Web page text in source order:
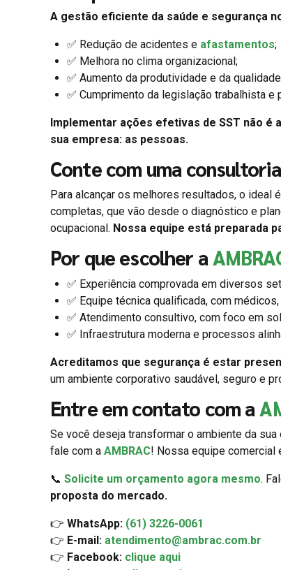
A gestão eficiente da saúde e segurança
✅ Redução de acidentes e afastamentos;
✅ Melhora no clima organizacional;
✅ Aumento da produtividade e da
✅ Cumprimento da legislação trabalhista e
Implementar ações efetivas de SST não é
sua empresa: as pessoas.
Conte com uma
Para alcançar os melhores resultados, o ideal
completas, que vão desde o diagnóstico e
ocupacional. Nossa equipe está preparada
Por que escolher a
✅ Experiência comprovada em diversos
✅ Equipe técnica qualificada, com
✅ Atendimento consultivo, com foco em
✅ Infraestrutura moderna e processos
Acreditamos que segurança é estar
um ambiente corporativo saudável, seguro e
Entre em contato com a
Se você deseja transformar o ambiente da
fale com a AMBRAC! Nossa equipe comercial
📞 Solicite um orçamento agora mesmo.
proposta do mercado.
👉 WhatsApp: (61) 3226-0061
👉 E-mail: atendimento@ambrac.com.br
👉 Facebook: clique aqui